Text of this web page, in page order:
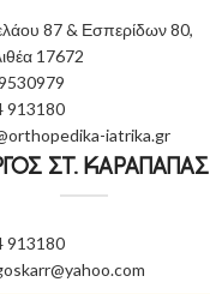
87 & Εσπερίδων 80,
17672
913180
iatrika.gr
ΣΤ. ΚΑΡΑΠΑΠΑΣ
913180